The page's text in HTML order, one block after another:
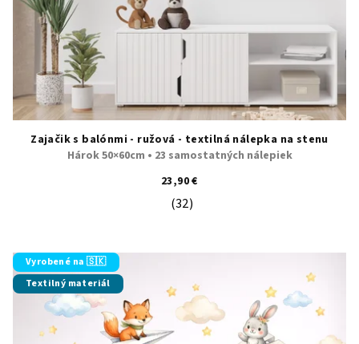
Zajačik s balónmi - ružová - textilná nálepka na stenu
Hárok 50×60cm • 23 samostatných nálepiek
23,90 €
Priemerné hodnotenie produktu
(32)
Vyrobené na 🇸🇰
Textilný materiál